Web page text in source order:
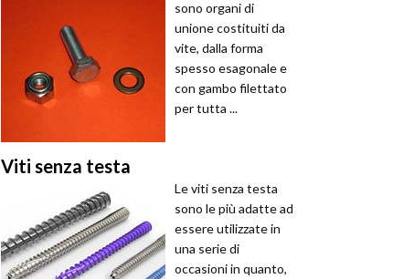
sono organi di
unione costituiti da
vite, dalla forma
spesso esagonale e
con gambo filettato
per tutta ...
Viti senza testa
Le viti senza testa
sono le più adatte ad
essere utilizzate in
una serie di
occasioni in quanto,